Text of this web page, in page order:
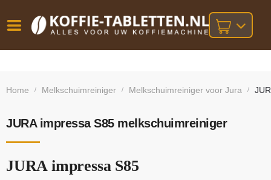
besteld,
bij orders
Home / Melkschuimreiniger / Melkschuimreiniger voor Jura /
JURA impressa S85 melkschuimreiniger
JURA impressa S85